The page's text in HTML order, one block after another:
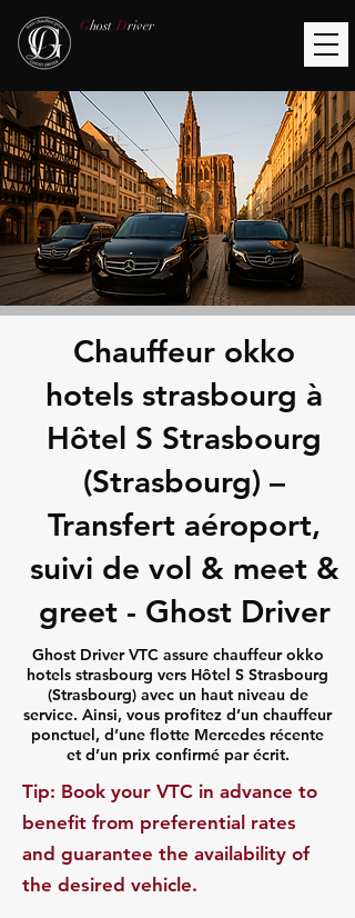
Ghost Driver
Chauffeur okko
hotels strasbourg à
Hôtel S Strasbourg
(Strasbourg) –
Transfert aéroport,
suivi de vol & meet &
greet - Ghost Driver
Ghost Driver VTC assure chauffeur okko
hotels strasbourg vers Hôtel S Strasbourg
(Strasbourg) avec un haut niveau de
service. Ainsi, vous profitez d’un chauffeur
ponctuel, d’une flotte Mercedes récente
et d’un prix confirmé par écrit.
​Tip: Book your VTC in advance to
benefit from preferential rates
and guarantee the availability of
the desired vehicle.